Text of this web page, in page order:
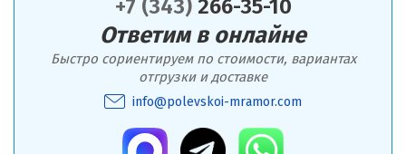
+7 (343)266-35-10
Ответим в онлайне
Быстро сориентируем по стоимости, вариантах
отгрузки и доставке
info@polevskoi-mramor.com